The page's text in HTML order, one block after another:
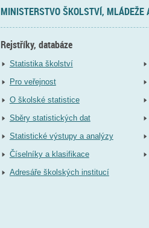
MINISTERSTVO ŠKOLSTVÍ, MLÁDEŽE
Rejstříky, databáze
Statistika školství
Pro veřejnost
O školské statistice
Sběry statistických dat
Statistické výstupy a analýzy
Číselníky a klasifikace
Adresáře školských institucí